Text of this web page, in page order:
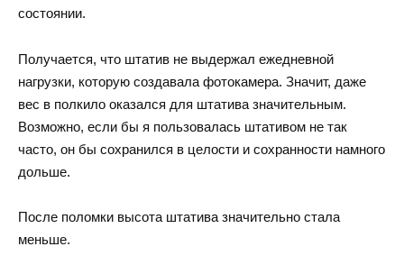
состоянии.
Получается, что штатив не выдержал ежедневной
нагрузки, которую создавала фотокамера. Значит, даже
вес в полкило оказался для штатива значительным.
Возможно, если бы я пользовалась штативом не так
часто, он бы сохранился в целости и сохранности намного
дольше.
После поломки высота штатива значительно стала
меньше.